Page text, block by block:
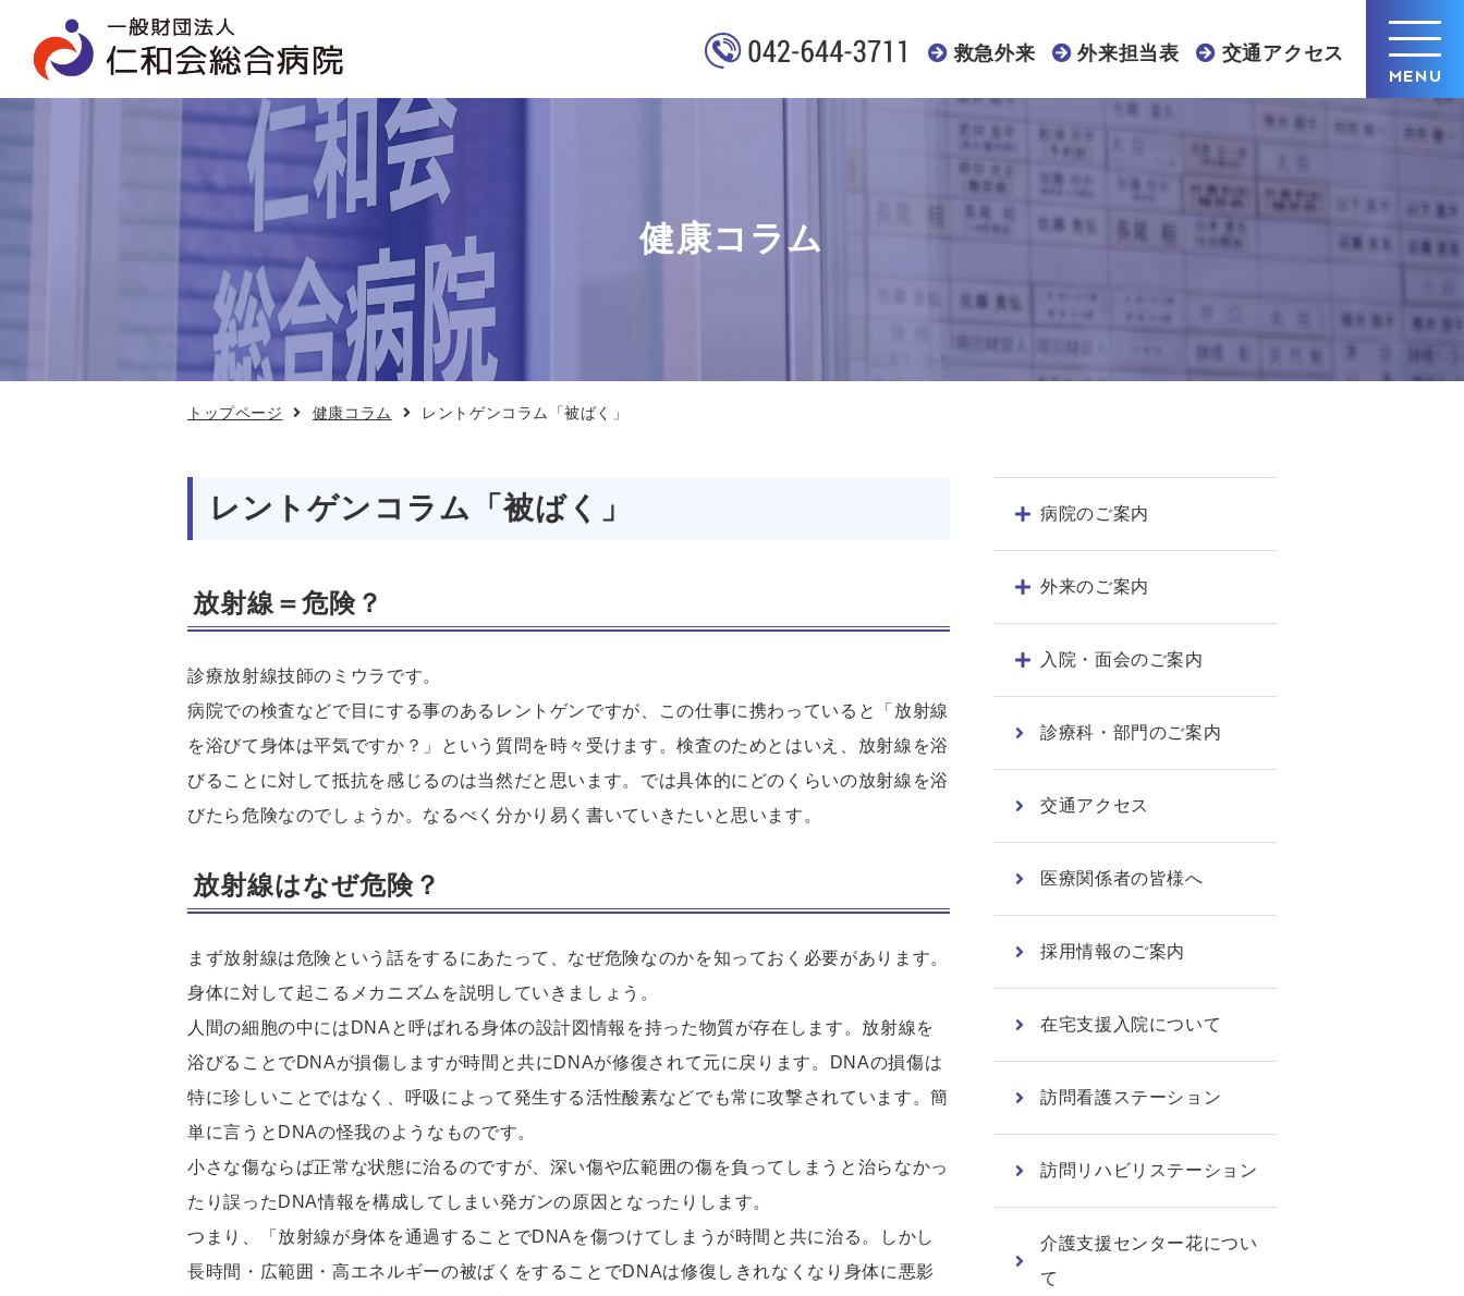
ン
救急外来 外来担当表 交通アクセス
MENU
健康コラム
トップページ 健康コラム レントゲンコラム「被ばく」
レントゲンコラム「被ばく」
放射線＝危険？
診療放射線技師のミウラです。
病院での検査などで目にする事のあるレントゲンですが、この仕事に携わっていると「放射線
を浴びて身体は平気ですか？」という質問を時々受けます。検査のためとはいえ、放射線を浴
びることに対して抵抗を感じるのは当然だと思います。では具体的にどのくらいの放射線を浴
びたら危険なのでしょうか。なるべく分かり易く書いていきたいと思います。
放射線はなぜ危険？
まず放射線は危険という話をするにあたって、なぜ危険なのかを知っておく必要があります。
身体に対して起こるメカニズムを説明していきましょう。
人間の細胞の中にはDNAと呼ばれる身体の設計図情報を持った物質が存在します。放射線を
浴びることでDNAが損傷しますが時間と共にDNAが修復されて元に戻ります。DNAの損傷は
特に珍しいことではなく、呼吸によって発生する活性酸素などでも常に攻撃されています。簡
単に言うとDNAの怪我のようなものです。
小さな傷ならば正常な状態に治るのですが、深い傷や広範囲の傷を負ってしまうと治らなかっ
たり誤ったDNA情報を構成してしまい発ガンの原因となったりします。
つまり、「放射線が身体を通過することでDNAを傷つけてしまうが時間と共に治る。しかし
長時間・広範囲・高エネルギーの被ばくをすることでDNAは修復しきれなくなり身体に悪影
病院のご案内
外来のご案内
入院・面会のご案内
診療科・部門のご案内
交通アクセス
医療関係者の皆様へ
採用情報のご案内
在宅支援入院について
訪問看護ステーション
訪問リハビリステーション
介護支援センター花につい
て